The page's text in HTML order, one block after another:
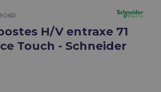
H/V entraxe 71
Touch - Schneider